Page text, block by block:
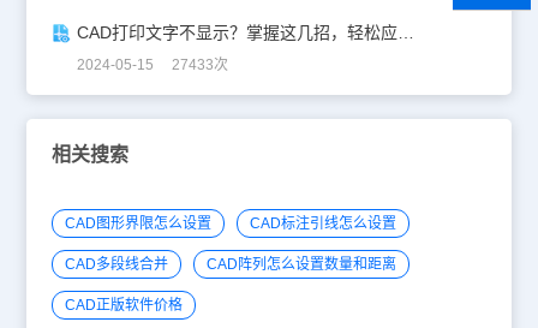
CAD打印文字不显示？掌握这几招，轻松应对！
2024-05-15 27433次
相关搜索
CAD图形界限怎么设置 CAD标注引线怎么设置
CAD多段线合并 CAD阵列怎么设置数量和距离
CAD正版软件价格